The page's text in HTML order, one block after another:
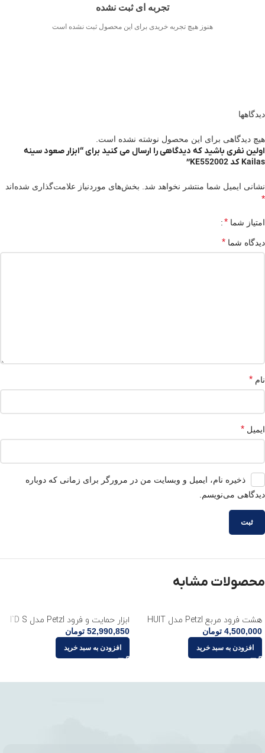
تجربه ای ثبت نشده
هنوز هیچ تجربه خریدی برای این محصول ثبت نشده است
دیدگاهها
هیچ دیدگاهی برای این محصول نوشته نشده است.
اولین نفری باشید که دیدگاهی را ارسال می کنید برای “ابزار صعود سینه
Kailas کد KE552002”
نشانی ایمیل شما منتشر نخواهد شد. بخش‌های موردنیاز علامت‌گذاری شده‌اند
*
امتیاز شما *
دیدگاه شما *
نام *
ایمیل *
ذخیره نام، ایمیل و وبسایت من در مرورگر برای زمانی که دوباره
دیدگاهی می‌نویسم.
محصولات مشابه
هشت فرود مربع Petzl مدل HUIT
4,500,000 تومان
افزودن به سبد خرید
ابزار حمایت و فرود Petzl مدل I`D S
52,990,850 تومان
افزودن به سبد خرید